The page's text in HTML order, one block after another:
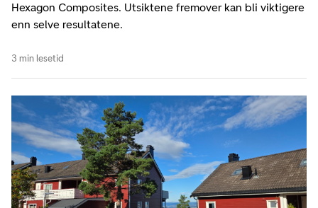
Hexagon Composites. Utsiktene fremover kan bli viktigere
enn selve resultatene.
3 min lesetid